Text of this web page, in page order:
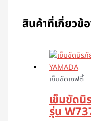
สินค้าที่เกี่ยวข้
เข็มขัดเซฟตี้
เข็มขัดนิ
รุ่น